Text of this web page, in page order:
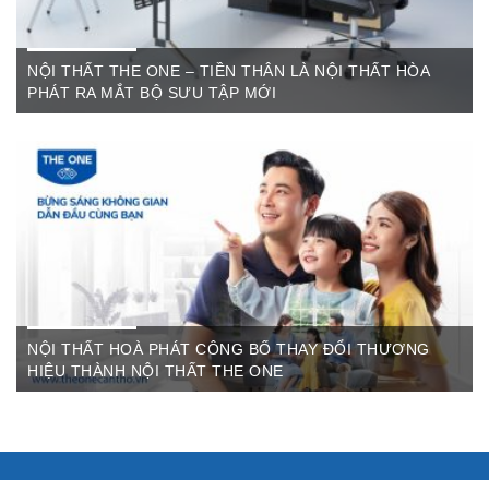
NỘI THẤT THE ONE – TIỀN THÂN LÀ NỘI THẤT HÒA
PHÁT RA MẮT BỘ SƯU TẬP MỚI
The One Cần Thơ Thông báo về việc thay đổi thương hiệu Nội
Thất Hòa Phát Ngày ...
NỘI THẤT HOÀ PHÁT CÔNG BỐ THAY ĐỔI THƯƠNG
HIỆU THÀNH NỘI THẤT THE ONE